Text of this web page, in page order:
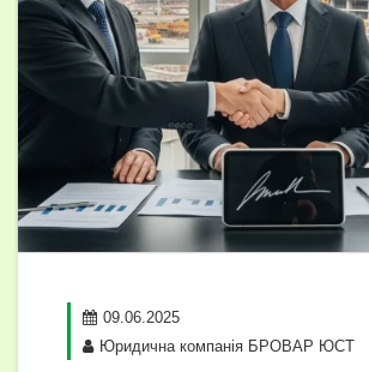
09.06.2025
Юридична компанія БРОВАР ЮСТ